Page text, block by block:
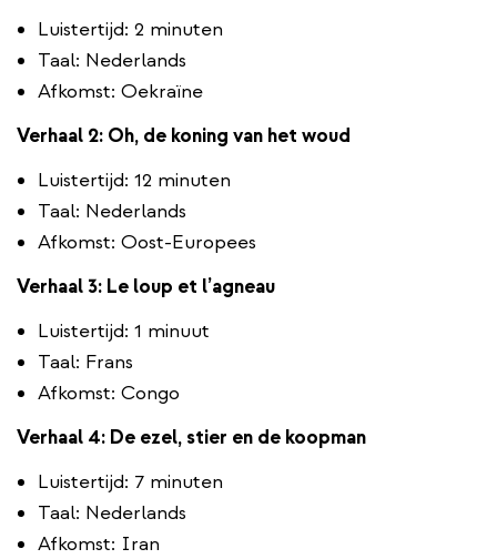
Luistertijd: 2 minuten
Taal: Nederlands
Afkomst: Oekraïne
Verhaal 2: Oh, de koning van het woud
Luistertijd: 12 minuten
Taal: Nederlands
Afkomst: Oost-Europees
Verhaal 3: Le loup et l’agneau
Luistertijd: 1 minuut
Taal: Frans
Afkomst: Congo
Verhaal 4: De ezel, stier en de koopman
Luistertijd: 7 minuten
Taal: Nederlands
Afkomst: Iran